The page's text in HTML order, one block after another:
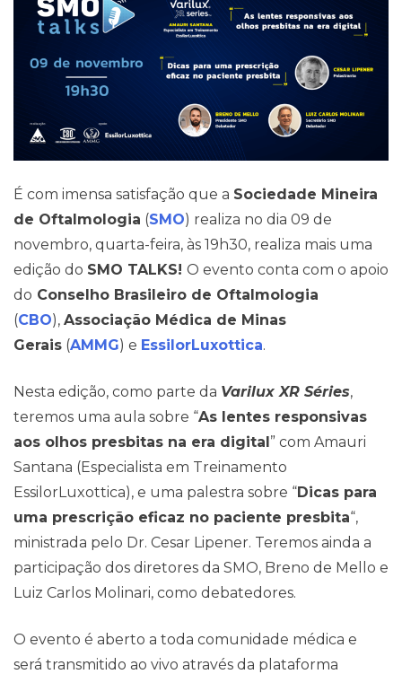
Pareceres Jurídicos
Contato
É com imensa satisfação que a Sociedade Mineira
de Oftalmologia (SMO) realiza no dia 09 de
novembro, quarta-feira, às 19h30, realiza mais uma
edição do SMO TALKS! O evento conta com o apoio
do Conselho Brasileiro de Oftalmologia
(CBO), Associação Médica de Minas
Gerais (AMMG) e EssilorLuxottica.
Nesta edição, como parte da Varilux XR Séries,
teremos uma aula sobre “As lentes responsivas
aos olhos presbitas na era digital” com Amauri
Santana (Especialista em Treinamento
EssilorLuxottica), e uma palestra sobre “Dicas para
uma prescrição eficaz no paciente presbita“,
ministrada pelo Dr. Cesar Lipener. Teremos ainda a
participação dos diretores da SMO, Breno de Mello e
Luiz Carlos Molinari, como debatedores.
O evento é aberto a toda comunidade médica e
será transmitido ao vivo através da plataforma